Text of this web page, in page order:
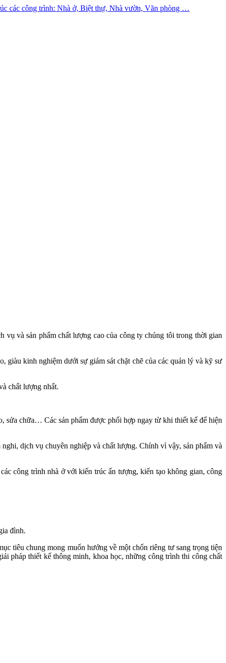
và sản phẩm chất lượng cao của công ty chúng tôi trong thời gian
kinh nghiệm dưới sự giám sát chặt chẽ của các quản lý và kỹ sư
chất lượng nhất.
sửa chữa… Các sản phẩm được phối hợp ngay từ khi thiết kế để hiện
dịch vụ chuyên nghiệp và chất lượng. Chính vì vậy, sản phẩm và
công trình nhà ở với kiến trúc ấn tượng, kiến tạo không gian, công
đình.
tiêu chung mong muốn hướng về một chốn riêng tư sang trọng tiện
pháp thiết kế thông minh, khoa học, những công trình thi công chất